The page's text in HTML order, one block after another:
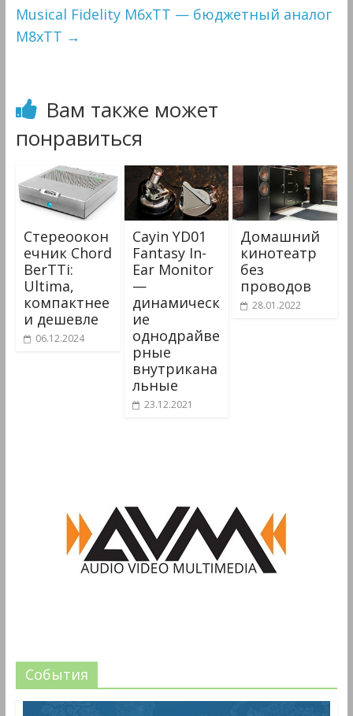
Musical Fidelity M6xTT — бюджетный аналог
M8xTT →
Вам также может
понравиться
Стереоокон
ечник Chord
BerTTi:
Ultima,
компактнее
и дешевле
06.12.2024
Cayin YD01
Fantasy In-
Ear Monitor
—
динамическ
ие
однодрайве
рные
внутрикана
льные
23.12.2021
Домашний
кинотеатр
без
проводов
28.01.2022
События